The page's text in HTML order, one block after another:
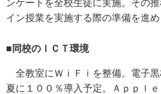
ンケートを全校生徒に実施。その
イン授業を実施する際の準備を進め
■同校のＩＣＴ環境
全教室にＷｉＦｉを整備。電子
夏に１００％導入予定。Ａｐｐｌ